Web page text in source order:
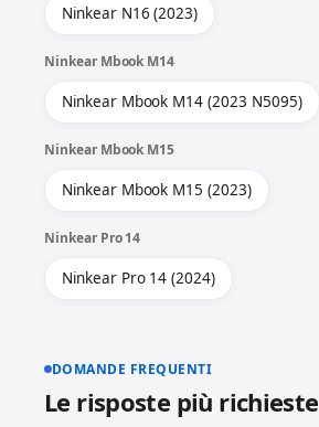
Ninkear N16 (2023)
Ninkear Mbook M14
Ninkear Mbook M14 (2023 N5095)
Ninkear Mbook M15
Ninkear Mbook M15 (2023)
Ninkear Pro 14
Ninkear Pro 14 (2024)
DOMANDE FREQUENTI
Le risposte più richieste